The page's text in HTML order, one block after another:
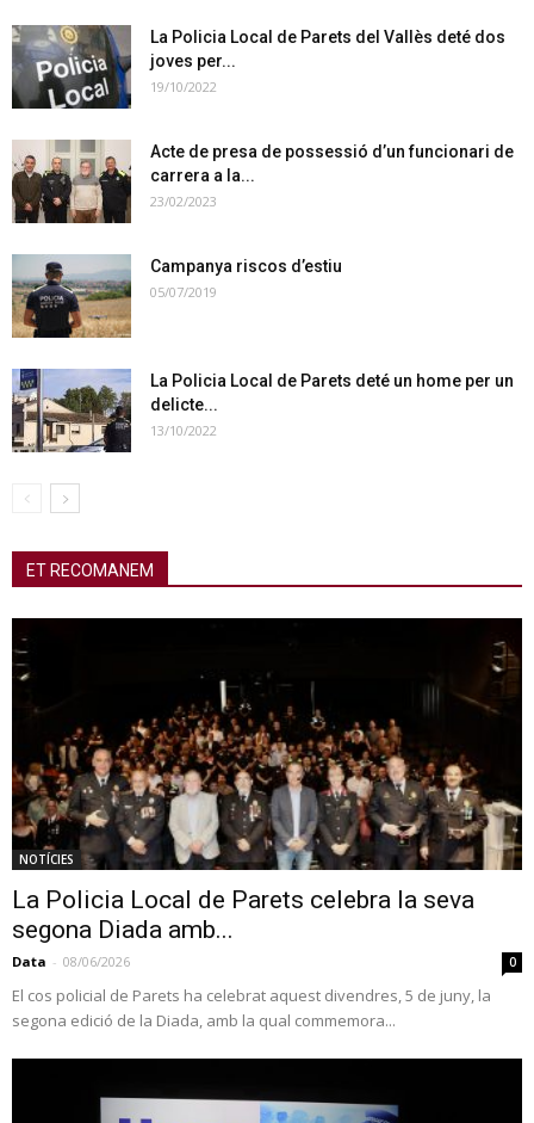
La Policia Local de Parets del Vallès deté dos
joves per...
19/10/2022
Acte de presa de possessió d’un funcionari de
carrera a la...
23/02/2023
Campanya riscos d’estiu
05/07/2019
La Policia Local de Parets deté un home per un
delicte...
13/10/2022
ET RECOMANEM
NOTÍCIES
La Policia Local de Parets celebra la seva
segona Diada amb...
Data - 08/06/2026 0
El cos policial de Parets ha celebrat aquest divendres, 5 de juny, la
segona edició de la Diada, amb la qual commemora...